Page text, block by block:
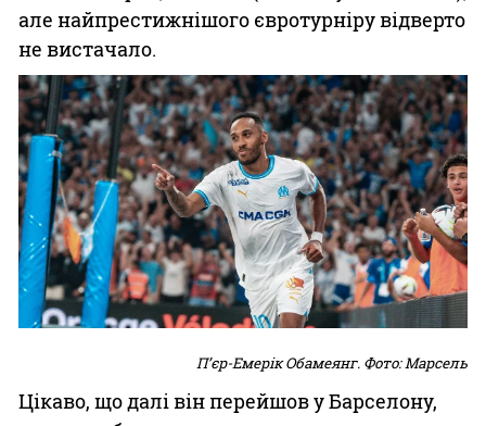
але найпрестижнішого євротурніру відверто
не вистачало.
Пʼєр-Емерік Обамеянг. Фото: Марсель
Цікаво, що далі він перейшов у Барселону,